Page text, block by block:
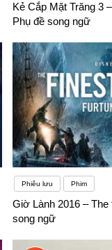
Kẻ Cắp Mặt Trăng 3
Phụ đề song ngữ
Phiêu lưu Phim
Giờ Lành 2016 –
song ngữ